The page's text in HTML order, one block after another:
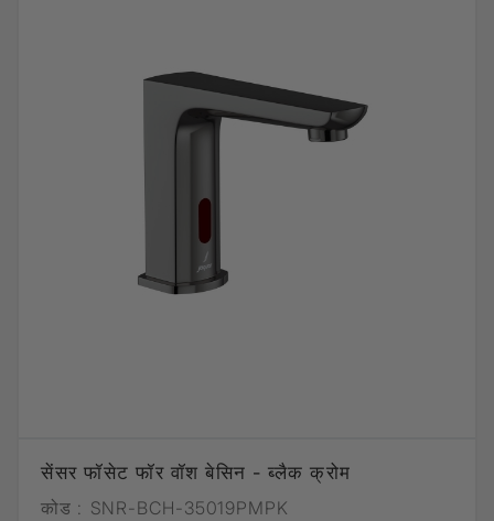
सेंसर फॉसेट फॉर वॉश बेसिन - ब्लैक क्रोम
कोड : SNR-BCH-35019PMPK